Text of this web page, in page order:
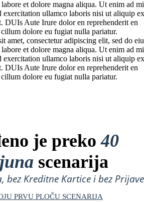
et dolore magna aliqua. Ut enim ad
exercitation ullamco laboris nisi ut aliquip
DUIs Aute Irure dolor en reprehenderit en
dolore eu fugiat nulla pariatur.
amet, consectetur adipiscing elit, sed do
et dolore magna aliqua. Ut enim ad
exercitation ullamco laboris nisi ut aliquip
DUIs Aute Irure dolor en reprehenderit en
dolore eu fugiat nulla pariatur.
je preko40
scenarija
bez Kreditne Kartice i bez
PRVU PLOČU SCENARIJA